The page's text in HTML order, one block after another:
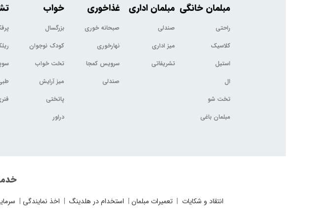
خواب
بزرگسال
کودک نوجوان
تخت خواب
میز آرایش
پاتختی
دراور
غذاخوری
صبحانه خوری
نهارخوری
سرویس کمجا
صندلی
مبلمان اداری
صندلی
میز اداری
تشریفاتی
مبلمان خانگی
راحتی
کلاسیک
استیل
ال
تخت شو
مبلمان باغی
انتقاد و شکایات |تعمیرات مبلمان | استخدام در هلدینگ | اخذ نمایندگی |